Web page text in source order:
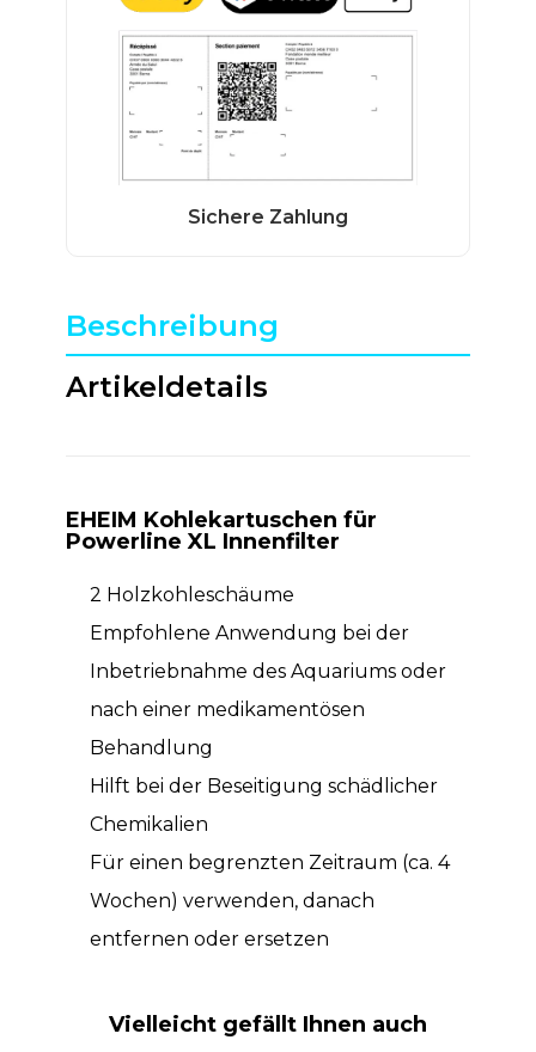
Beschreibung
Artikeldetails
EHEIM Kohlekartuschen für
Powerline XL Innenfilter
2 Holzkohleschäume
Empfohlene Anwendung bei der
Inbetriebnahme des Aquariums oder
nach einer medikamentösen
Behandlung
Hilft bei der Beseitigung schädlicher
Chemikalien
Für einen begrenzten Zeitraum (ca. 4
Wochen) verwenden, danach
entfernen oder ersetzen
Vielleicht gefällt Ihnen auch